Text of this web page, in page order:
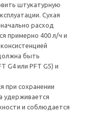
штукатурную
Сухая
расход
примерно 400 л/ч и
быть
G4 или PFT G5) и
при сохранении
удерживается
и соблюдается